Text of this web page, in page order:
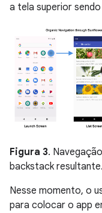
a tela superior
Figura 3.
backstack resultante.
Nesse momento, o
para colocar o app